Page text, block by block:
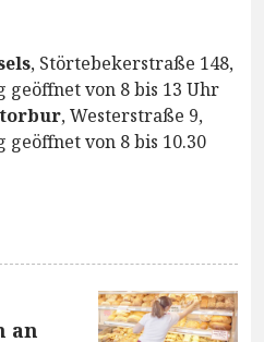
, Störtebekerstraße 148,
geöffnet von 8 bis 13 Uhr
, Westerstraße 9,
geöffnet von 8 bis 10.30
an